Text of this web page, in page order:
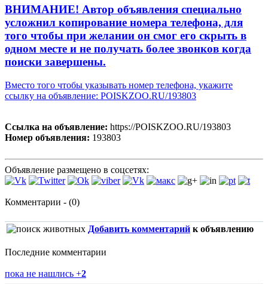
ВНИМАНИЕ! Автор объявления специально
усложнил копирование номера телефона, для
того чтобы при желании он смог его скрыть в
одном месте и не получать более звонков когда
поиски завершены.
Вместо того чтобы указывать номер телефона, укажите
ссылку на объявление: POISKZOO.RU/193803
Ссылка на объявление: https://POISKZOO.RU/193803
Номер объявления: 193803
Объявление размещено в соцсетях:
Комментарии - (0)
Добавить комментарий к объявлению
Последние комментарии
пока не нашлись +2